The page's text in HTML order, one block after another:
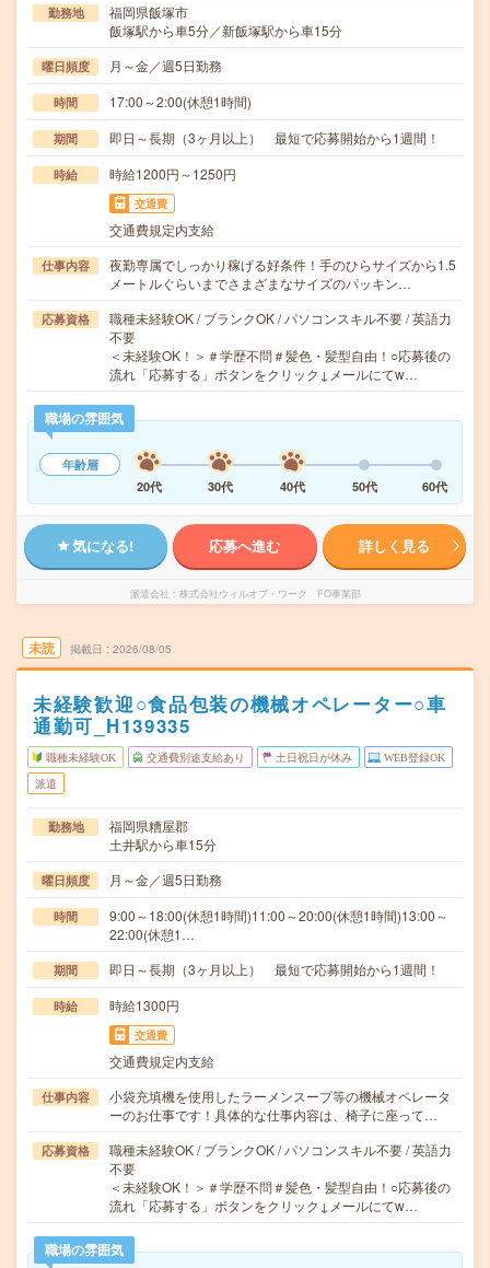
勤務地
福岡県飯塚市
飯塚駅から車5分／新飯塚駅から車15分
曜日頻度 月～金／週5日勤務
時間 17:00～2:00(休憩1時間)
期間 即日～長期（3ヶ月以上） 最短で応募開始から1週間！
時給 時給1200円～1250円
交通費
交通費規定内支給
仕事内容
夜勤専属でしっかり稼げる好条件！手のひらサイズから1.5
メートルぐらいまでさまざまなサイズのパッキン…
応募資格
職種未経験OK / ブランクOK / パソコンスキル不要 / 英語力
不要
＜未経験OK！＞＃学歴不問＃髪色・髪型自由！○応募後の
流れ「応募する」ボタンをクリック↓メールにてw…
職場の雰囲気
年齢層
20代
30代 40代 50代 60代
気になる! 応募へ進む 詳しく見る
派遣会社 株式会社ウィルオブ・ワーク FO事業部
未読 掲載日 2026/08/05
未経験歓迎○食品包装の機械オペレーター○車
通勤可_H139335
職種未経験OK 交通費別途支給あり 土日祝日が休み WEB登録OK
派遣
勤務地
福岡県糟屋郡
土井駅から車15分
曜日頻度 月～金／週5日勤務
時間
9:00～18:00(休憩1時間)11:00～20:00(休憩1時間)13:00～
22:00(休憩1…
期間 即日～長期（3ヶ月以上） 最短で応募開始から1週間！
時給 時給1300円
交通費
交通費規定内支給
仕事内容
小袋充填機を使用したラーメンスープ等の機械オペレータ
ーのお仕事です！具体的な仕事内容は、椅子に座って…
応募資格
職種未経験OK / ブランクOK / パソコンスキル不要 / 英語力
不要
＜未経験OK！＞＃学歴不問＃髪色・髪型自由！○応募後の
流れ「応募する」ボタンをクリック↓メールにてw…
職場の雰囲気